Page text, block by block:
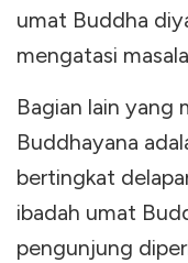
umat Buddha
mengatasi
Bagian lain yang
Buddhayana
bertingkat
ibadah umat
pengunjung